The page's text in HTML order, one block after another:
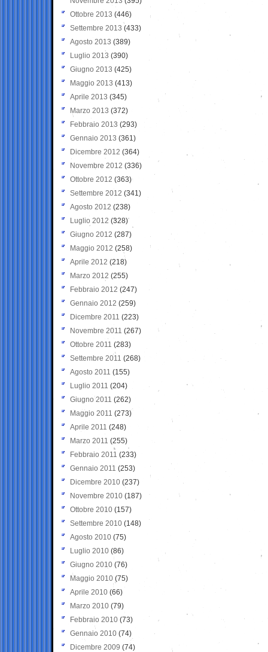
Ottobre 2013 (446)
Settembre 2013 (433)
Agosto 2013 (389)
Luglio 2013 (390)
Giugno 2013 (425)
Maggio 2013 (413)
Aprile 2013 (345)
Marzo 2013 (372)
Febbraio 2013 (293)
Gennaio 2013 (361)
Dicembre 2012 (364)
Novembre 2012 (336)
Ottobre 2012 (363)
Settembre 2012 (341)
Agosto 2012 (238)
Luglio 2012 (328)
Giugno 2012 (287)
Maggio 2012 (258)
Aprile 2012 (218)
Marzo 2012 (255)
Febbraio 2012 (247)
Gennaio 2012 (259)
Dicembre 2011 (223)
Novembre 2011 (267)
Ottobre 2011 (283)
Settembre 2011 (268)
Agosto 2011 (155)
Luglio 2011 (204)
Giugno 2011 (262)
Maggio 2011 (273)
Aprile 2011 (248)
Marzo 2011 (255)
Febbraio 2011 (233)
Gennaio 2011 (253)
Dicembre 2010 (237)
Novembre 2010 (187)
Ottobre 2010 (157)
Settembre 2010 (148)
Agosto 2010 (75)
Luglio 2010 (86)
Giugno 2010 (76)
Maggio 2010 (75)
Aprile 2010 (66)
Marzo 2010 (79)
Febbraio 2010 (73)
Gennaio 2010 (74)
Dicembre 2009 (74)